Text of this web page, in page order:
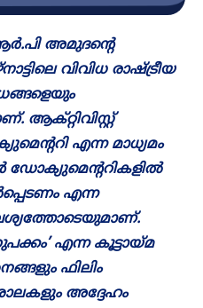
അമുദന്റെ
വിവിധ രാഷ്ട്രീയ
ആക്റ്റിവിസ്റ്റ്
എന്ന മാധ്യമം
ഡോക്യുമെന്ററികളിൽ
എന്ന
എന്ന കൂട്ടായ്മ
ഫിലിം
അദ്ദേഹം